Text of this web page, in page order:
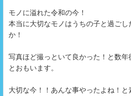
モノに溢れた令和の今！
本当に大切なモノはうちの子と過ごし
か！
写真ほど撮っといて良かった！と数
とおもいます。
大切な今！！あんな事やったよね！